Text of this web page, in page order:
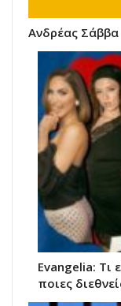
Ανδρέας Σάββα
Evangelia: Τι
ποιες